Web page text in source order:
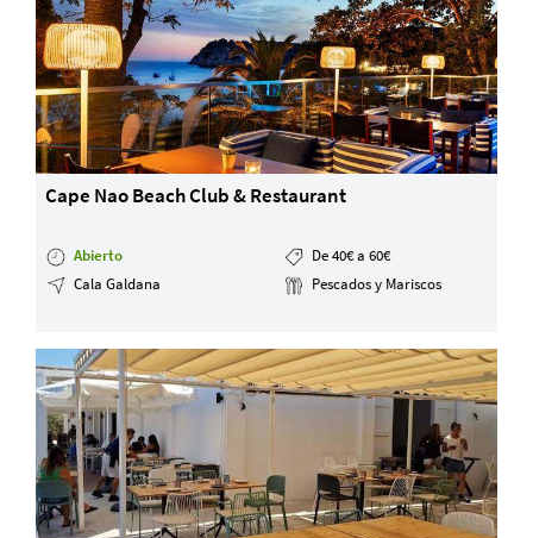
Cape Nao Beach Club & Restaurant
Abierto
De 40€ a 60€
Cala Galdana
Pescados y Mariscos